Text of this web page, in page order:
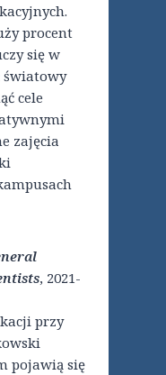
procent
się w
światowy
cele
zajęcia
, 2021-
przy
pojawią się